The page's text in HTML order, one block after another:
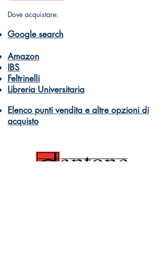
Dove acquistare:
Google search
Amazon
IBS
Feltrinelli
Libreria Universitaria
Elenco punti vendita e altre opzioni di
acquisto